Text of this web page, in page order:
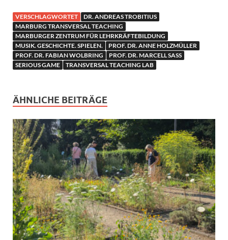
VERSCHLAGWORTET
DR. ANDREAS TROBITIUS
MARBURG TRANSVERSAL TEACHING
MARBURGER ZENTRUM FÜR LEHRKRÄFTEBILDUNG
MUSIK. GESCHICHTE. SPIELEN.
PROF. DR. ANNE HOLZMÜLLER
PROF. DR. FABIAN WOLBRING
PROF. DR. MARCELL SASS
SERIOUS GAME
TRANSVERSAL TEACHING LAB
ÄHNLICHE BEITRÄGE